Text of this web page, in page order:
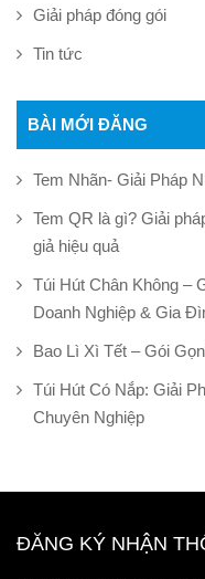
Giải pháp đóng gói
Tin tức
BÀI MỚI ĐĂNG
Tem Nhãn- Giải Pháp
Tem QR là gì? Giải
giả hiệu quả
Túi Hút Chân Không –
Doanh Nghiệp & Gia
Bao Lì Xì Tết – Gói
Túi Hút Có Nắp: Giải
Chuyên Nghiệp
ĐĂNG KÝ NHẬN